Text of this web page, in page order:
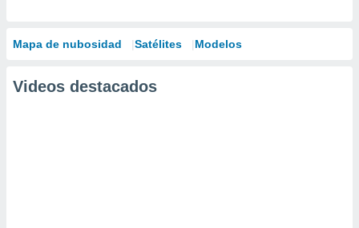
Mapa de nubosidad Satélites Modelos
Videos destacados